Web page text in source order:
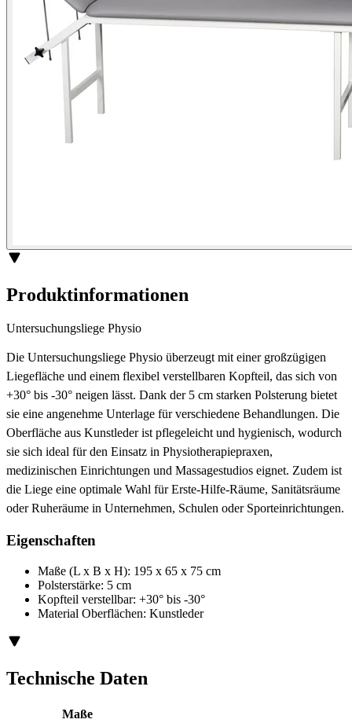
Produktinformationen
Untersuchungsliege Physio
Die Untersuchungsliege Physio überzeugt mit einer großzügigen
Liegefläche und einem flexibel verstellbaren Kopfteil, das sich von
+30° bis -30° neigen lässt. Dank der 5 cm starken Polsterung bietet
sie eine angenehme Unterlage für verschiedene Behandlungen. Die
Oberfläche aus Kunstleder ist pflegeleicht und hygienisch, wodurch
sie sich ideal für den Einsatz in Physiotherapiepraxen,
medizinischen Einrichtungen und Massagestudios eignet. Zudem ist
die Liege eine optimale Wahl für Erste-Hilfe-Räume, Sanitätsräume
oder Ruheräume in Unternehmen, Schulen oder Sporteinrichtungen.
Eigenschaften
Maße (L x B x H): 195 x 65 x 75 cm
Polsterstärke: 5 cm
Kopfteil verstellbar: +30° bis -30°
Material Oberflächen: Kunstleder
Technische Daten
Maße